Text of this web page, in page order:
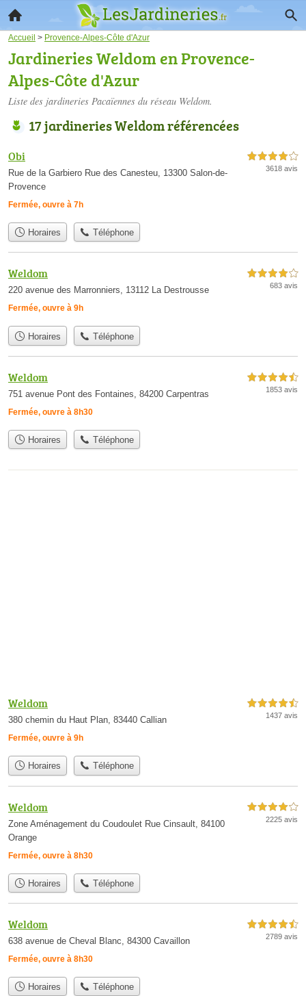
Accueil > Provence-Alpes-Côte d'Azur
Jardineries Weldom en Provence-
Alpes-Côte d'Azur
Liste des jardineries Pacaïennes du réseau Weldom.
17 jardineries Weldom référencées
Obi
Rue de la Garbiero Rue des Canesteu, 13300 Salon-de-
Provence
Fermée, ouvre à 7h
4,0 étoiles sur 5
3618 avis
Horaires Téléphone
Weldom
220 avenue des Marronniers, 13112 La Destrousse
Fermée, ouvre à 9h
4,0 étoiles sur 5
683 avis
Horaires Téléphone
Weldom
751 avenue Pont des Fontaines, 84200 Carpentras
Fermée, ouvre à 8h30
4,5 étoiles sur 5
1853 avis
Horaires Téléphone
Weldom
380 chemin du Haut Plan, 83440 Callian
Fermée, ouvre à 9h
4,5 étoiles sur 5
1437 avis
Horaires Téléphone
Weldom
Zone Aménagement du Coudoulet Rue Cinsault, 84100
Orange
Fermée, ouvre à 8h30
4,0 étoiles sur 5
2225 avis
Horaires Téléphone
Weldom
638 avenue de Cheval Blanc, 84300 Cavaillon
Fermée, ouvre à 8h30
4,5 étoiles sur 5
2789 avis
Horaires Téléphone